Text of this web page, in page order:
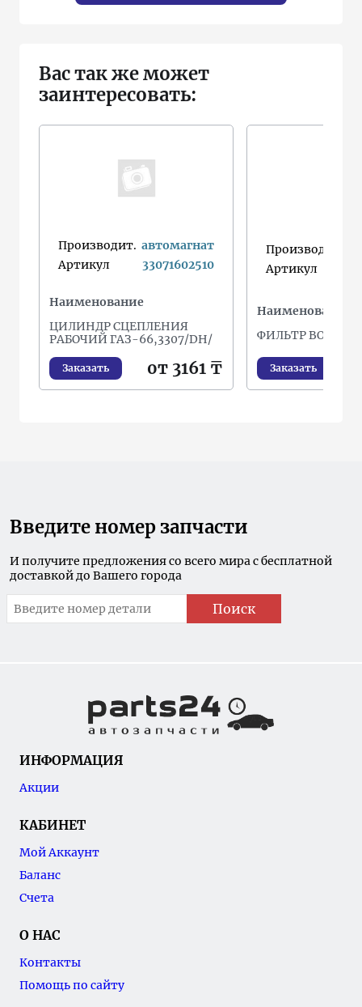
Вас так же может
заинтересовать:
Производит. автомагнат
Артикул
33071602510
Наименование
ЦИЛИНДР СЦЕПЛЕНИЯ
РАБОЧИЙ ГАЗ-66,3307/DH/
Заказать от 3161 ₸
Производит.
Артикул
Наименование
ФИЛЬТР
Заказать
Введите номер запчасти
И получите предложения со всего мира с бесплатной
доставкой до Вашего города
Поиск
ИНФОРМАЦИЯ
Акции
КАБИНЕТ
Мой Аккаунт
Баланс
Счета
О НАС
Контакты
Помощь по сайту